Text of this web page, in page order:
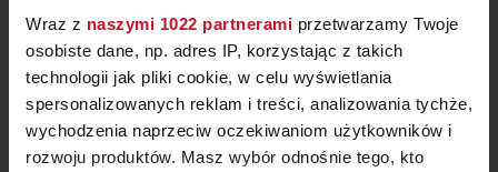
Wraz z naszymi 1022 partnerami przetwarzamy Twoje
osobiste dane, np. adres IP, korzystając z takich
technologii jak pliki cookie, w celu wyświetlania
spersonalizowanych reklam i treści, analizowania tychże,
wychodzenia naprzeciw oczekiwaniom użytkowników i
rozwoju produktów. Masz wybór odnośnie tego, kto